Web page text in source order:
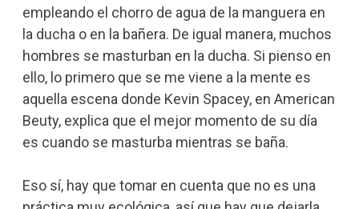
empleando el chorro de agua de la manguera en
la ducha o en la bañera. De igual manera, muchos
hombres se masturban en la ducha. Si pienso en
ello, lo primero que se me viene a la mente es
aquella escena donde Kevin Spacey, en American
Beuty, explica que el mejor momento de su día
es cuando se masturba mientras se baña.
Eso sí, hay que tomar en cuenta que no es una